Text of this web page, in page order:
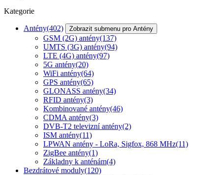
Kategorie
Antény(402) Zobrazit submenu pro Antény
GSM (2G) antény(137)
UMTS (3G) antény(94)
LTE (4G) antény(97)
5G antény(20)
WiFi antény(64)
GPS antény(65)
GLONASS antény(34)
RFID antény(3)
Kombinované antény(46)
CDMA antény(3)
DVB-T2 televizní antény(2)
ISM antény(11)
LPWAN antény - LoRa, Sigfox, 868 MHz(11)
ZigBee antény(1)
Základny k anténám(4)
Bezdrátové moduly(120)